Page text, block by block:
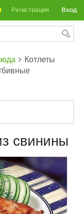
Вход
Регистрация
Котлеты
свинины